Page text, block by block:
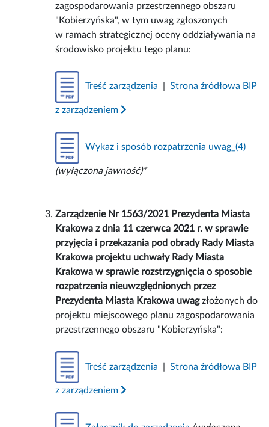
zagospodarowania przestrzennego obszaru
"Kobierzyńska", w tym uwag zgłoszonych
w ramach strategicznej oceny oddziaływania na
środowisko projektu tego planu:
Treść zarządzenia |Strona źródłowa BIP
z zarządzeniem
Wykaz i sposób rozpatrzenia uwag_(4)
(wyłączona jawność)*
Zarządzenie Nr 1563/2021 Prezydenta Miasta
Krakowa z dnia 11 czerwca 2021 r. w sprawie
przyjęcia i przekazania pod obrady Rady Miasta
Krakowa projektu uchwały Rady Miasta
Krakowa w sprawie rozstrzygnięcia o sposobie
rozpatrzenia nieuwzględnionych przez
Prezydenta Miasta Krakowa uwagzłożonych do
projektu miejscowego planu zagospodarowania
przestrzennego obszaru "Kobierzyńska":
Treść zarządzenia |Strona źródłowa BIP
z zarządzeniem